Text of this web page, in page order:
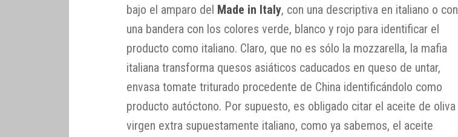
bajo el amparo del Made in Italy, con una descriptiva en italiano o con
una bandera con los colores verde, blanco y rojo para identificar el
producto como italiano. Claro, que no es sólo la mozzarella, la mafia
italiana transforma quesos asiáticos caducados en queso de untar,
envasa tomate triturado procedente de China identificándolo como
producto autóctono. Por supuesto, es obligado citar el aceite de oliva
virgen extra supuestamente italiano, como ya sabemos, el aceite